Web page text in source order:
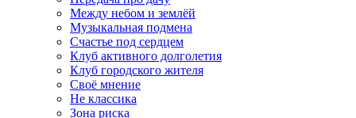
Между небом и землёй
Музыкальная подмена
Счастье под сердцем
Клуб активного долголетия
Клуб городского жителя
Своё мнение
Не классика
Зона риска